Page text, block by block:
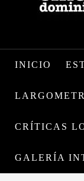
INICIO
CRÍTICAS
GALERÍA